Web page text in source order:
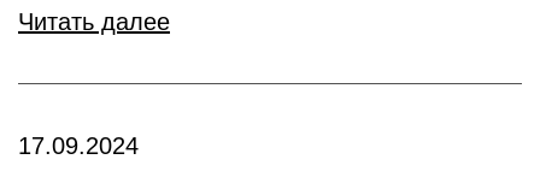
Читать далее
17.09.2024